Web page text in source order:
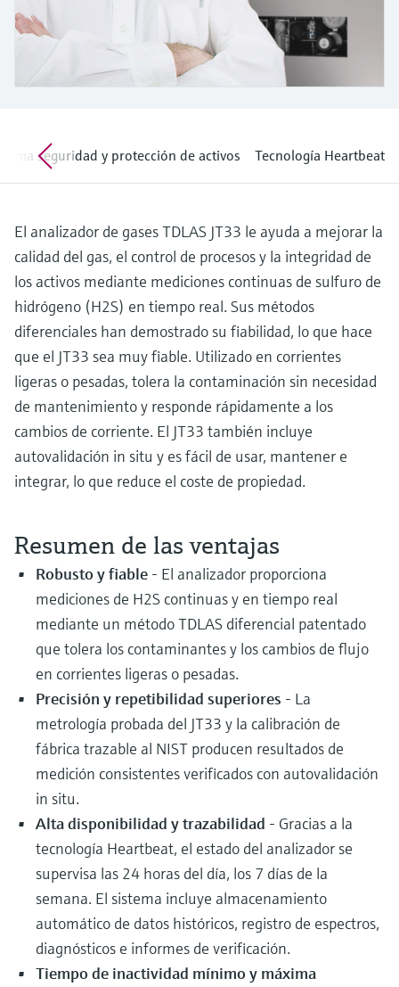
Visor de dispositivos
Encuentre información y documentación
específicas sobre los productos.
Encuentre repuestos por raíz del producto,
código de pedido o número de serie
electromecánico
Medición de nivel por barrera de
microondas
Ver todos
Medición mediante transmisión de
Ver todos
la transparencia de los procesos
para una toma de decisiones más
sólida y fundamentada
seguridad y protección de activos Tecnología Heartbeat
El analizador de gases TDLAS JT33 le ayuda a mejorar la
calidad del gas, el control de procesos y la integridad de
los activos mediante mediciones continuas de sulfuro de
hidrógeno (H2S) en tiempo real. Sus métodos
diferenciales han demostrado su fiabilidad, lo que hace
que el JT33 sea muy fiable. Utilizado en corrientes
ligeras o pesadas, tolera la contaminación sin necesidad
de mantenimiento y responde rápidamente a los
cambios de corriente. El JT33 también incluye
autovalidación in situ y es fácil de usar, mantener e
integrar, lo que reduce el coste de propiedad.
Resumen de las ventajas
Robusto y fiable - El analizador proporciona
mediciones de H2S continuas y en tiempo real
mediante un método TDLAS diferencial patentado
que tolera los contaminantes y los cambios de flujo
en corrientes ligeras o pesadas.
Precisión y repetibilidad superiores - La
metrología probada del JT33 y la calibración de
fábrica trazable al NIST producen resultados de
medición consistentes verificados con autovalidación
in situ.
Alta disponibilidad y trazabilidad - Gracias a la
tecnología Heartbeat, el estado del analizador se
supervisa las 24 horas del día, los 7 días de la
semana. El sistema incluye almacenamiento
automático de datos históricos, registro de espectros,
diagnósticos e informes de verificación.
Tiempo de inactividad mínimo y máxima